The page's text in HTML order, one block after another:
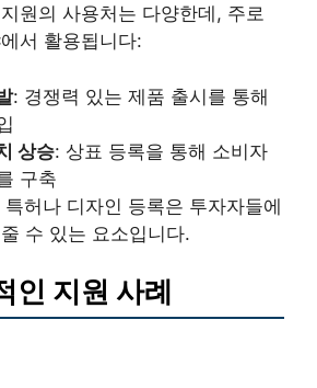
원의 사용처는 다양한데, 주로
서 활용됩니다:
: 경쟁력 있는 제품 출시를 통해
상승: 상표 등록을 통해 소비자
구축
특허나 디자인 등록은 투자자들에
수 있는 요소입니다.
인 지원 사례